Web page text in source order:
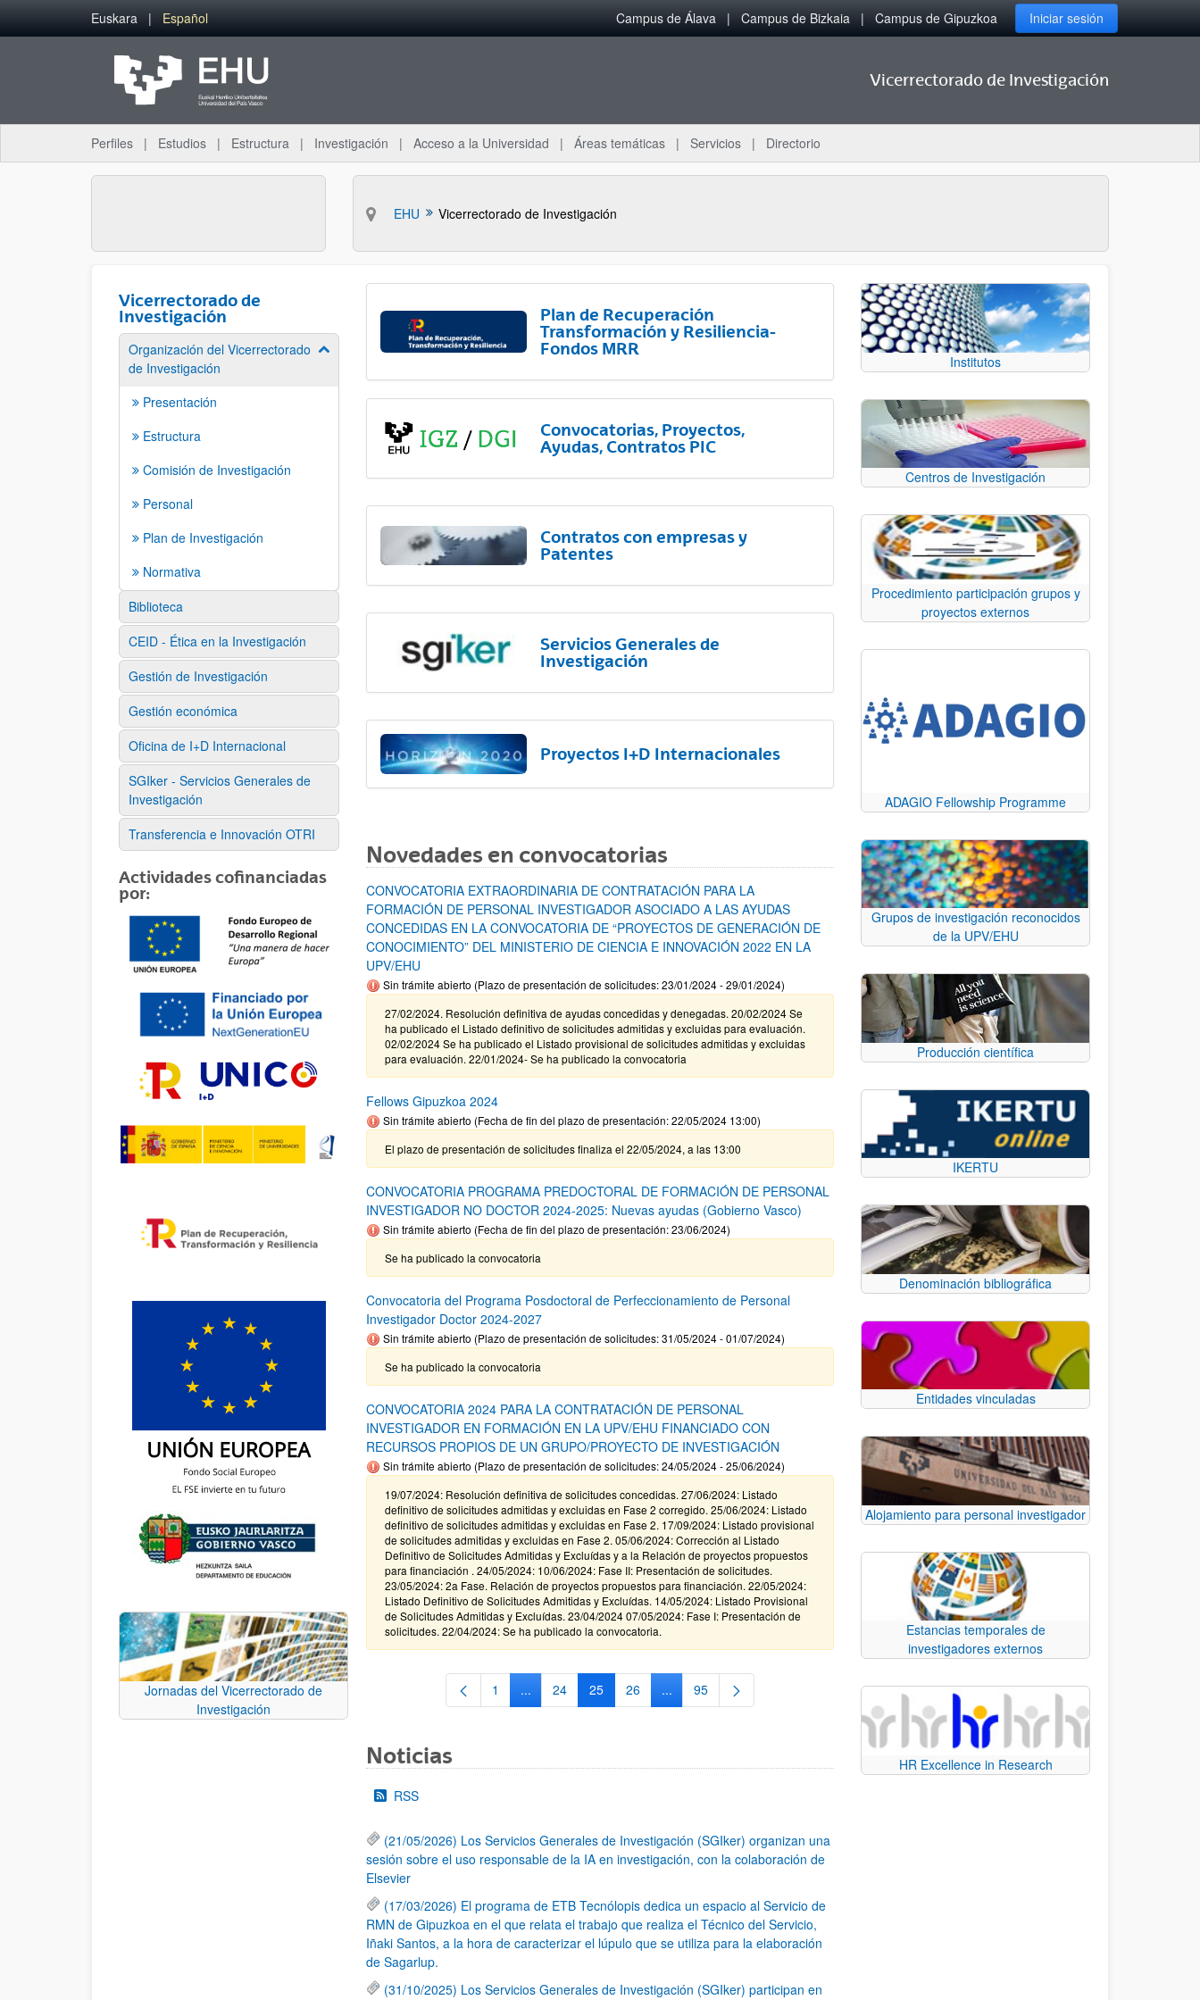
Saltar al contenido principal
Euskara Español Campus de Álava Campus de Bizkaia Campus de Gipuzkoa Iniciar sesión
Vicerrectorado de Investigación
Perfiles Estudios Estructura Investigación Acceso a la Universidad Áreas temáticas Servicios Directorio
EHU Vicerrectorado de Investigación
Vicerrectorado de
Investigación
Organización del Vicerrectorado
de Investigación
Mostrar/ocultar subpáginas
Presentación
Estructura
Comisión de Investigación
Personal
Plan de Investigación
Normativa
Biblioteca
CEID - Ética en la Investigación
Gestión de Investigación
Gestión económica
Oficina de I+D Internacional
SGIker - Servicios Generales de
Investigación
Transferencia e Innovación OTRI
Actividades cofinanciadas
por:
Jornadas del Vicerrectorado de
Investigación
Plan de Recuperación
Transformación y Resiliencia-
Fondos MRR
Convocatorias, Proyectos,
Ayudas, Contratos PIC
Contratos con empresas y
Patentes
Servicios Generales de
Investigación
Proyectos I+D Internacionales
Novedades en convocatorias
CONVOCATORIA EXTRAORDINARIA DE CONTRATACIÓN PARA LA
FORMACIÓN DE PERSONAL INVESTIGADOR ASOCIADO A LAS AYUDAS
CONCEDIDAS EN LA CONVOCATORIA DE “PROYECTOS DE GENERACIÓN DE
CONOCIMIENTO” DEL MINISTERIO DE CIENCIA E INNOVACIÓN 2022 EN LA
UPV/EHU
Sin trámite abierto (Plazo de presentación de solicitudes: 23/01/2024 - 29/01/2024)
27/02/2024. Resolución definitiva de ayudas concedidas y denegadas. 20/02/2024 Se
ha publicado el Listado definitivo de solicitudes admitidas y excluidas para evaluación.
02/02/2024 Se ha publicado el Listado provisional de solicitudes admitidas y excluidas
para evaluación. 22/01/2024- Se ha publicado la convocatoria
Fellows Gipuzkoa 2024
Sin trámite abierto (Fecha de fin del plazo de presentación: 22/05/2024 13:00)
El plazo de presentación de solicitudes finaliza el 22/05/2024, a las 13:00
CONVOCATORIA PROGRAMA PREDOCTORAL DE FORMACIÓN DE PERSONAL
INVESTIGADOR NO DOCTOR 2024-2025: Nuevas ayudas (Gobierno Vasco)
Sin trámite abierto (Fecha de fin del plazo de presentación: 23/06/2024)
Se ha publicado la convocatoria
Convocatoria del Programa Posdoctoral de Perfeccionamiento de Personal
Investigador Doctor 2024-2027
Sin trámite abierto (Plazo de presentación de solicitudes: 31/05/2024 - 01/07/2024)
Se ha publicado la convocatoria
CONVOCATORIA 2024 PARA LA CONTRATACIÓN DE PERSONAL
INVESTIGADOR EN FORMACIÓN EN LA UPV/EHU FINANCIADO CON
RECURSOS PROPIOS DE UN GRUPO/PROYECTO DE INVESTIGACIÓN
Sin trámite abierto (Plazo de presentación de solicitudes: 24/05/2024 - 25/06/2024)
19/07/2024: Resolución definitiva de solicitudes concedidas. 27/06/2024: Listado
definitivo de solicitudes admitidas y excluidas en Fase 2 corregido. 25/06/2024: Listado
definitivo de solicitudes admitidas y excluidas en Fase 2. 17/09/2024: Listado provisional
de solicitudes admitidas y excluidas en Fase 2. 05/06/2024: Corrección al Listado
Definitivo de Solicitudes Admitidas y Excluídas y a la Relación de proyectos propuestos
para financiación . 24/05/2024: 10/06/2024: Fase II: Presentación de solicitudes.
23/05/2024: 2a Fase. Relación de proyectos propuestos para financiación. 22/05/2024:
Listado Definitivo de Solicitudes Admitidas y Excluídas. 14/05/2024: Listado Provisional
de Solicitudes Admitidas y Excluídas. 23/04/2024 07/05/2024: Fase I: Presentación de
solicitudes. 22/04/2024: Se ha publicado la convocatoria.
Página
1 ...Páginas intermedias Use TAB para desplazarse.
Página
24 Página
25 Página
26 ...Páginas intermedias Use TAB para desplazarse.
Página
95
Noticias
RSS
(21/05/2026) Los Servicios Generales de Investigación (SGIker) organizan una
sesión sobre el uso responsable de la IA en investigación, con la colaboración de
Elsevier
(17/03/2026) El programa de ETB Tecnólopis dedica un espacio al Servicio de
RMN de Gipuzkoa en el que relata el trabajo que realiza el Técnico del Servicio,
Iñaki Santos, a la hora de caracterizar el lúpulo que se utiliza para la elaboración
de Sagarlup.
(31/10/2025) Los Servicios Generales de Investigación (SGIker) participan en
Institutos
Centros de Investigación
Procedimiento participación grupos y
proyectos externos
ADAGIO Fellowship Programme
Grupos de investigación reconocidos
de la UPV/EHU
Producción científica
IKERTU
Denominación bibliográfica
Entidades vinculadas
Alojamiento para personal investigador
Estancias temporales de
investigadores externos
HR Excellence in Research